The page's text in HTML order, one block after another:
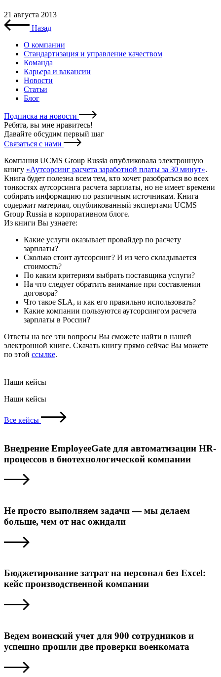
21 августа 2013
Назад
О компании
Стандартизация и управление качеством
Команда
Карьера и вакансии
Новости
Статьи
Блог
Подписка на новости
Ребята, вы мне нравитесь!
Давайте обсудим первый шаг
Связаться с нами
Компания UCMS Group Russia опубликовала электронную
книгу «Аутсорсинг расчета заработной платы за 30 минут».
Книга будет полезна всем тем, кто хочет разобраться во всех
тонкостях аутсорсинга расчета зарплаты, но не имеет времени
собирать информацию по различным источникам. Книга
содержит материал, опубликованный экспертами UCMS
Group Russia в корпоративном блоге.
Из книги Вы узнаете:
Какие услуги оказывает провайдер по расчету
зарплаты?
Сколько стоит аутсорсинг? И из чего складывается
стоимость?
По каким критериям выбрать поставщика услуги?
На что следует обратить внимание при составлении
договора?
Что такое SLA, и как его правильно использовать?
Какие компании пользуются аутсорсингом расчета
зарплаты в России?
Ответы на все эти вопросы Вы сможете найти в нашей
электронной книге. Скачать книгу прямо сейчас Вы можете
по этой ссылке.
Наши кейсы
Наши кейсы
Все кейсы
Внедрение EmployeeGate для автоматизации HR-
процессов в биотехнологической компании
Не просто выполняем задачи — мы делаем
больше, чем от нас ожидали
Бюджетирование затрат на персонал без Excel:
кейс производственной компании
Ведем воинский учет для 900 сотрудников и
успешно прошли две проверки военкомата